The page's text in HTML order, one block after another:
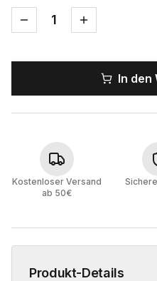
1
In den
Kostenloser Versand
ab 50€
Produkt-Details